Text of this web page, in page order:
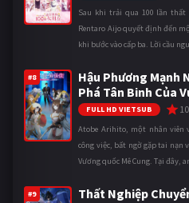
Sau khi trải qua 100 lần
Rentaro Aijo quyết định đến
khi bước vào cấp ba. Lời cầu
#8
Hậu Phương Mạnh
Phá Tân Binh Của
FULL HD VIETSUB 10
Atobe Arihito, một nhân viên
công việc, bất ngờ gặp tai nạn
Vương quốc Mê Cung. Tại
#9 Thất Nghiệp